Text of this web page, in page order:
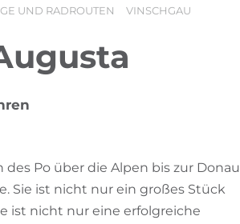
UND RADROUTEN VINSCHGAU
Po über die Alpen bis zur Donau
Sie ist nicht nur ein großes Stück
ist nicht nur eine erfolgreiche